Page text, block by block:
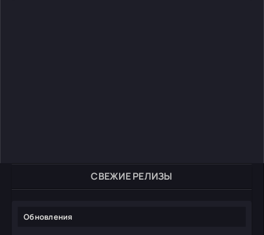
СВЕЖИЕ РЕЛИЗЫ
Обновления